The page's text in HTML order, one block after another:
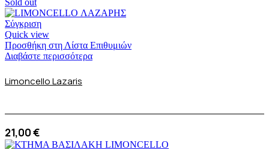
Sold out
Σύγκριση
Quick view
Προσθήκη στη Λίστα Επιθυμιών
Διαβάστε περισσότερα
Limoncello Lazaris
21,00€